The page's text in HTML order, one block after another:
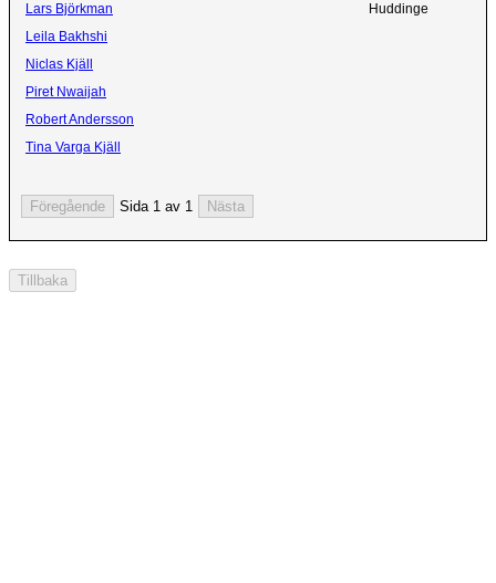
Lars Björkman Huddinge
Leila Bakhshi
Niclas Kjäll
Piret Nwaijah
Robert Andersson
Tina Varga Kjäll
Sida 1 av 1